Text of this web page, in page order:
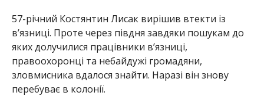
57-річний Костянтин Лисак вирішив втекти із
вʼязниці. Проте через півдня завдяки пошукам до
яких долучилися працівники вʼязниці,
правоохоронці та небайдужі громадяни,
зловмисника вдалося знайти. Наразі він знову
перебуває в колонії.